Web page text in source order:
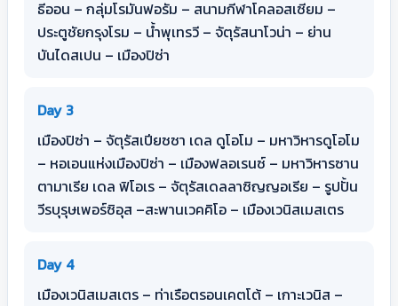
ธีออน – กลุ่มโรมันฟอรัม – สนามกีฬาโคลอสเซียม –
ประตูชัยกรุงโรม – น้ำพุเทรวี – จัตุรัสนาโวน่า – ย่าน
บันไดสเปน – เมืองปิซ่า
Day 3
เมืองปิซ่า – จัตุรัสเปียซซา เดล ดูโอโม – มหาวิหารดูโอโม
– หอเอนแห่งเมืองปิซ่า – เมืองฟลอเรนซ์ – มหาวิหารซาน
ตามาเรีย เดล ฟิโอเร – จัตุรัสเดลลาซิญญอเรีย – รูปปั้น
วีรบุรุษเพอร์ซิอุส –สะพานเวคคิโอ – เมืองเวนิสเมสเตร
Day 4
เมืองเวนิสเมสเตร – ท่าเรือตรอนเคตโต้ – เกาะเวนิส –